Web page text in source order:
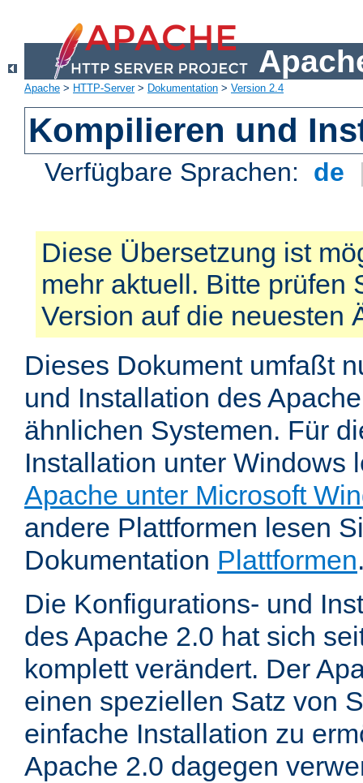
Apache > HTTP-Server> Dokumentation > Version 2.4
Kompilieren und
Verfügbare Sprachen: de
Diese Übersetzung ist
mehr aktuell. Bitte prüfen
Version auf die neuesten
Dieses Dokument umfaßt
und Installation des
ähnlichen Systemen. Für
Installation unter Windows
Apache unter Microsoft
andere Plattformen lesen
Dokumentation Plattformen
Die Konfigurations- und
des Apache 2.0 hat sich
komplett verändert. Der
einen speziellen Satz von
einfache Installation zu
Apache 2.0 dagegen